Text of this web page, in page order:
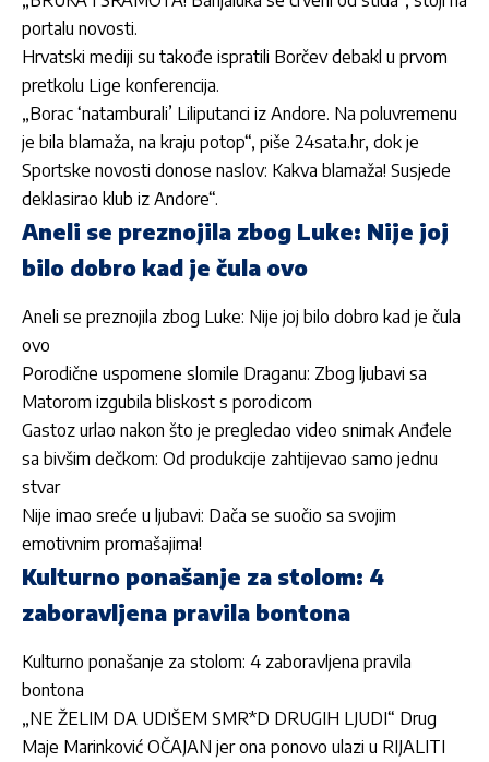
portalu novosti.
Hrvatski mediji su takođe ispratili Borčev debakl u prvom
pretkolu Lige konferencija.
„Borac ‘natamburali’ Liliputanci iz Andore. Na poluvremenu
je bila blamaža, na kraju potop“, piše 24sata.hr, dok je
Sportske novosti donose naslov: Kakva blamaža! Susjede
deklasirao klub iz Andore“.
Aneli se preznojila zbog Luke: Nije joj
bilo dobro kad je čula ovo
Aneli se preznojila zbog Luke: Nije joj bilo dobro kad je čula
ovo
Porodične uspomene slomile Draganu: Zbog ljubavi sa
Matorom izgubila bliskost s porodicom
Gastoz urlao nakon što je pregledao video snimak Anđele
sa bivšim dečkom: Od produkcije zahtijevao samo jednu
stvar
Nije imao sreće u ljubavi: Dača se suočio sa svojim
emotivnim promašajima!
Kulturno ponašanje za stolom: 4
zaboravljena pravila bontona
Kulturno ponašanje za stolom: 4 zaboravljena pravila
bontona
„NE ŽELIM DA UDIŠEM SMR*D DRUGIH LJUDI“ Drug
Maje Marinković OČAJAN jer ona ponovo ulazi u RIJALITI